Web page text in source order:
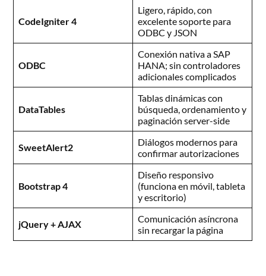
CodeIgniter 4
Ligero, rápido, con
excelente soporte para
ODBC y JSON
ODBC
Conexión nativa a SAP
HANA; sin controladores
adicionales complicados
DataTables
Tablas dinámicas con
búsqueda, ordenamiento y
paginación server-side
SweetAlert2
Diálogos modernos para
confirmar autorizaciones
Bootstrap 4
Diseño responsivo
(funciona en móvil, tableta
y escritorio)
jQuery + AJAX
Comunicación asíncrona
sin recargar la página